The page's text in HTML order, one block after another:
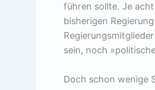
führen sollte. Je
bisherigen
sein, noch
Doch schon wenige